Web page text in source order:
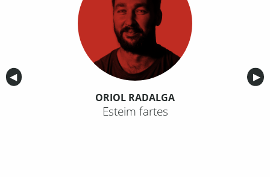
Anterior
◀︎ ▶︎
ORIOL RADALGA
Esteim fartes